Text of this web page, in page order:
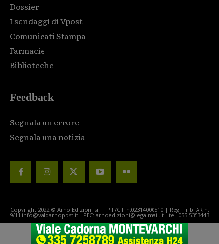
Dossier
I sondaggi di Vpost
Comunicati Stampa
Farmacie
Biblioteche
Feedback
Segnala un errore
Segnala una notizia
Copyright 2022 © Arno Edizioni srl | P.I./C.F n.02314000510 | Reg. Trib. AR n.
9/11 info@valdarnopost.it - PEC: arnoedizioni@legalmail.it - tel. 055.5353443